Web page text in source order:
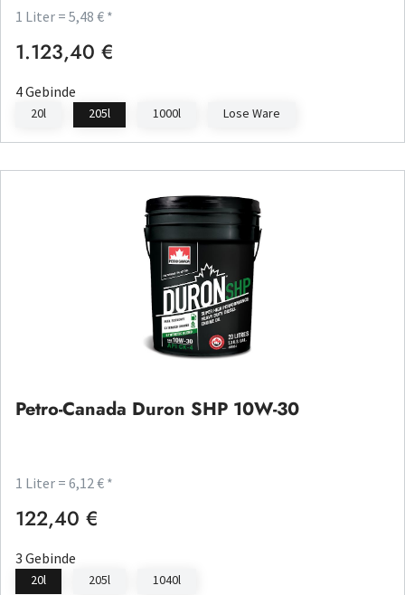
1 Liter = 5,48 € *
Regulärer Preis:
1.123,40 €
4 Gebinde
20l 205l 1000l Lose Ware
Petro-Canada Duron SHP 10W-30
1 Liter = 6,12 € *
Regulärer Preis:
122,40 €
3 Gebinde
20l 205l 1040l